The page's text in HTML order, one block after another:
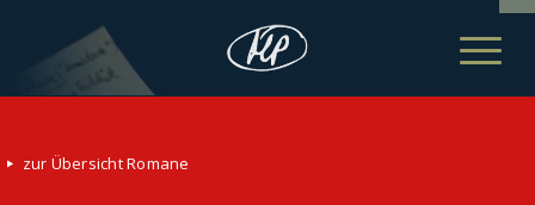
zur Übersicht Romane